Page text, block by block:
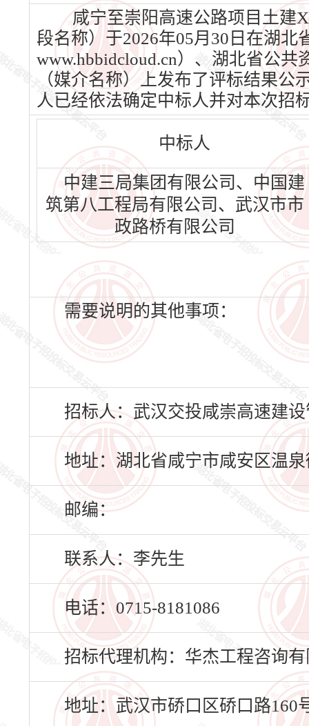
咸宁至崇阳高速公路项目土建
段名称）于2026年05月30日在湖
www.hbbidcloud.cn）、湖北省公
（媒介名称）上发布了评标结果公
人已经依法确定中标人并对本次招
中标人
中建三局集团有限公司、中国建
筑第八工程局有限公司、武汉市市
政路桥有限公司
需要说明的其他事项：
招标人：武汉交投咸崇高速建
地址：湖北省咸宁市咸安区温
邮编：
联系人：李先生
电话：0715-8181086
招标代理机构：华杰工程咨询
地址：武汉市硚口区硚口路160